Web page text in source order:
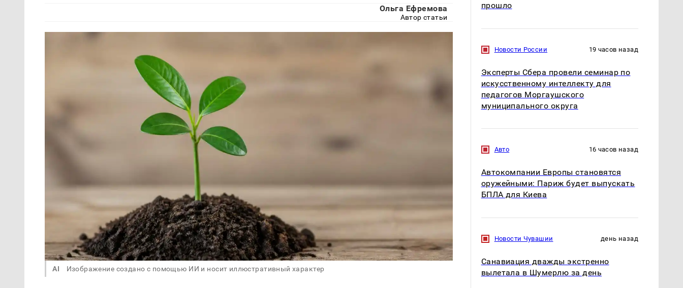
Ольга Ефремова
Автор статьи
AI Изображение создано с помощью ИИ и носит иллюстративный характер
прошло
Новости России 19 часов назад
Эксперты Сбера провели семинар по
искусственному интеллекту для
педагогов Моргаушского
муниципального округа
Авто 16 часов назад
Автокомпании Европы становятся
оружейными: Париж будет выпускать
БПЛА для Киева
Новости Чувашии день назад
Санавиация дважды экстренно
вылетала в Шумерлю за день